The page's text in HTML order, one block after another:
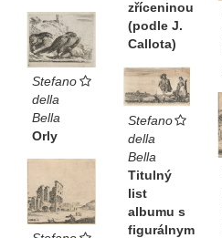
zříceninou
(podle J.
Callota)
Stefano
della
Bella
Orly
Stefano
della
Bella
Titulný
list
albumu s
figurálnym